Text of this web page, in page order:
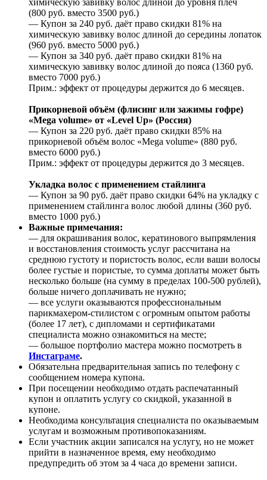
(800 руб. вместо 3500 руб.)
— Купон за 240 руб. даёт право скидки 81% на
химическую завивку волос длиной до середины лопаток
(960 руб. вместо 5000 руб.)
— Купон за 340 руб. даёт право скидки 81% на
химическую завивку волос длиной до пояса (1360 руб.
вместо 7000 руб.)
Прим.: эффект от процедуры держится до 6 месяцев.
Прикорневой объём (флисинг или зажимы гофре)
«Mega volume» от «Level Up» (Россия)
— Купон за 220 руб. даёт право скидки 85% на
прикорневой объём волос «Mega volume» (880 руб.
вместо 6000 руб.)
Прим.: эффект от процедуры держится до 3 месяцев.
Укладка волос с применением стайлинга
— Купон за 90 руб. даёт право скидки 64% на укладку с
применением стайлинга волос любой длины (360 руб.
вместо 1000 руб.)
Важные примечания:
— для окрашивания волос, кератинового выпрямления
и восстановления стоимость услуг рассчитана на
среднюю густоту и пористость волос, если ваши волосы
более густые и пористые, то сумма доплаты может быть
несколько больше (на сумму в пределах 100-500 рублей),
больше ничего доплачивать не нужно;
— все услуги оказываются профессиональным
парикмахером-стилистом с огромным опытом работы
(более 17 лет), с дипломами и сертификатами
специалиста можно ознакомиться на месте;
— большое портфолио мастера можно посмотреть в
Инстаграме.
Обязательна предварительная запись по телефону с
сообщением номера купона.
При посещении необходимо отдать распечатанный
купон и оплатить услугу со скидкой, указанной в
купоне.
Необходима консультация специалиста по оказываемым
услугам и возможным противопоказаниям.
Если участник акции записался на услугу, но не может
прийти в назначенное время, ему необходимо
предупредить об этом за 4 часа до времени записи.